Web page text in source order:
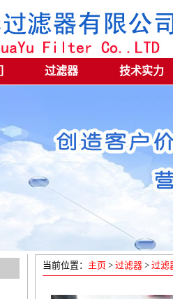
过滤器 技术实力
当前位置： 主页 > 过滤器 > 过滤